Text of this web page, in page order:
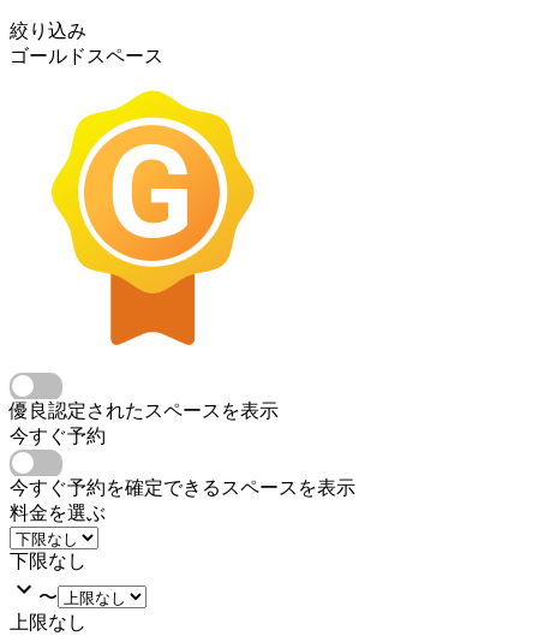
絞り込み
ゴールドスペース
優良認定されたスペースを表示
今すぐ予約
今すぐ予約を確定できるスペースを表示
料金を選ぶ
下限なし
〜
上限なし